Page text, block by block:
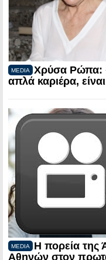
MEDIA
Χρύσα Ρώπα:
απλά καριέρα,
MEDIA
Η πορεία της
Αθηνών στον